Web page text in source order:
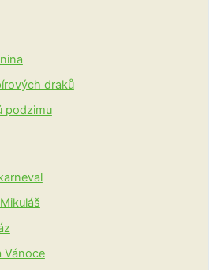
draků
podzimu
Vánoce